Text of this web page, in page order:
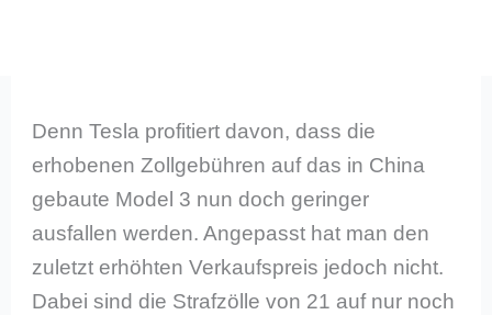
Denn Tesla profitiert davon, dass die
erhobenen Zollgebühren auf das in China
gebaute Model 3 nun doch geringer
ausfallen werden. Angepasst hat man den
zuletzt erhöhten Verkaufspreis jedoch nicht.
Dabei sind die Strafzölle von 21 auf nur noch